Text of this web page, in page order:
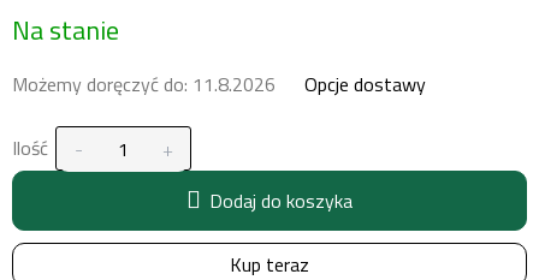
jednostkowa:
Na stanie
Możemy doręczyć do: 11.8.2026 Opcje dostawy
Ilość
Dodaj do koszyka
Kup teraz